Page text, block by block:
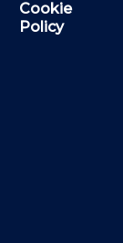
Cookie
Policy